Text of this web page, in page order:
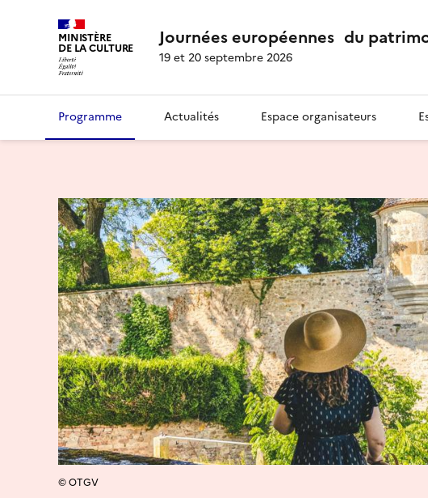
MINISTÈRE
DE LA CULTURE Journées européennes du
19 et 20 septembre 2026
Programme Actualités Espace organisateurs
© OTGV